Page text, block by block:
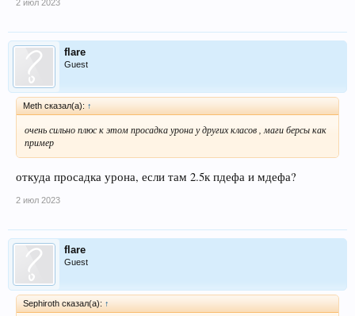
2 июл 2023
flare
Guest
Meth сказал(а): ↑
очень сильно плюс к этом просадка урона у других класов , маги берсы как
пример
откуда просадка урона, если там 2.5к пдефа и мдефа?
2 июл 2023
flare
Guest
Sephiroth сказал(а): ↑